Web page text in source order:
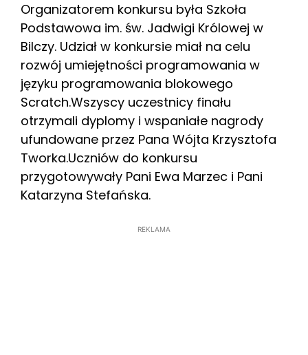
Organizatorem konkursu była Szkoła
Podstawowa im. św. Jadwigi Królowej w
Bilczy. Udział w konkursie miał na celu
rozwój umiejętności programowania w
języku programowania blokowego
Scratch.Wszyscy uczestnicy finału
otrzymali dyplomy i wspaniałe nagrody
ufundowane przez Pana Wójta Krzysztofa
Tworka.Uczniów do konkursu
przygotowywały Pani Ewa Marzec i Pani
Katarzyna Stefańska.
REKLAMA